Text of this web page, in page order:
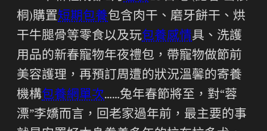
桐)購置短期包養包含肉干、磨牙餅干、烘
干牛腿骨等零食以及玩包養感情具、洗護
用品的新春寵物年夜禮包，帶寵物做節前
美容護理，再預訂周遭的狀況溫馨的寄養
機構包養網單次……兔年春節將至，對“蓉
漂”李嬌而言，回老家過年前，最主要的事